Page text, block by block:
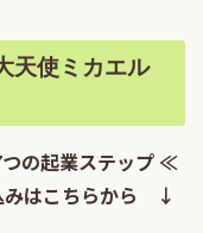
天使ミカエル
つの起業ステップ ≪
みはこちらから ↓